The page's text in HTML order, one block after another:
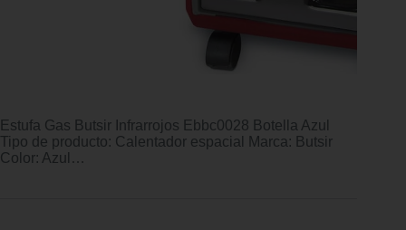
Estufa Gas Butsir Infrarrojos Ebbc0028 Botella Azul
Tipo de producto: Calentador espacial Marca: Butsir
Color: Azul…